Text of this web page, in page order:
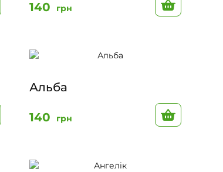
До кошику
140 грн
До кошику
Альба
140 грн